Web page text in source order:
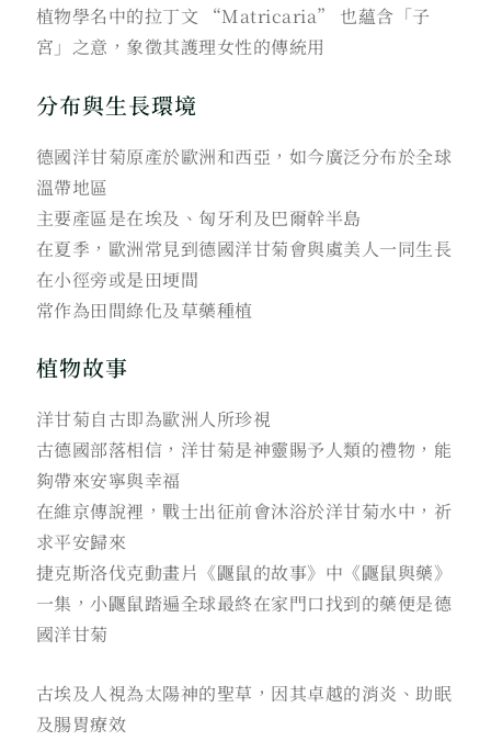
植物學名中的拉丁文 “Matricaria” 也蘊含「子
宮」之意，象徵其護理女性的傳統用
分布與生長環境
德國洋甘菊原產於歐洲和西亞，如今廣泛分布於全球
溫帶地區
主要產區是在埃及、匈牙利及巴爾幹半島
在夏季，歐洲常見到德國洋甘菊會與虞美人一同生長
在小徑旁或是田埂間
常作為田間綠化及草藥種植
植物故事
洋甘菊自古即為歐洲人所珍視
古德國部落相信，洋甘菊是神靈賜予人類的禮物，能
夠帶來安寧與幸福
在維京傳說裡，戰士出征前會沐浴於洋甘菊水中，祈
求平安歸來
捷克斯洛伐克動畫片《鼴鼠的故事》中《鼴鼠與藥》
一集，小鼴鼠踏遍全球最終在家門口找到的藥便是德
國洋甘菊
古埃及人視為太陽神的聖草，因其卓越的消炎、助眠
及腸胃療效